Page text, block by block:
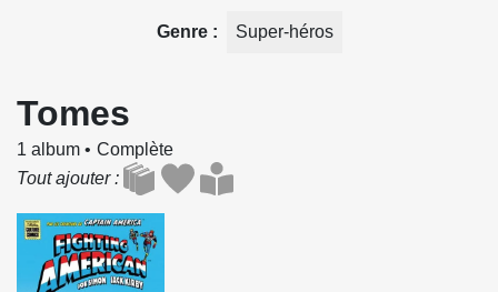
Genre Super-héros
Tomes
1 album
Complète
Tout ajouter